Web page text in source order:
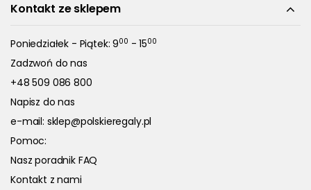
Kontakt ze sklepem
Poniedziałek - Piątek: 900 - 1500
Zadzwoń do nas
+48 509 086 800
Napisz do nas
e-mail: sklep@polskieregaly.pl
Pomoc:
Nasz poradnik FAQ
Kontakt z nami